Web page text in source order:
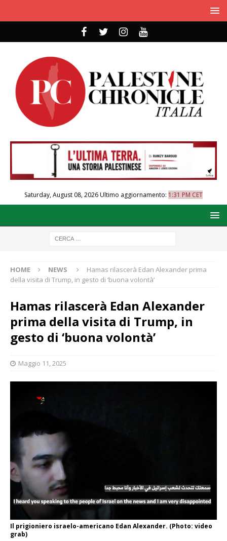
Saturday, August 08, 2026Ultimo aggiornamento: 1:31 PM CET
HOME NEWS
Hamas rilascerà Edan Alexander prima
della visita di Trump, in gesto di ‘buona volontà’
Hamas rilascerà Edan Alexander
prima della visita di Trump, in
gesto di ‘buona volontà’
Maggio 11, 2025
Il prigioniero israelo-americano Edan Alexander. (Photo: video
grab)